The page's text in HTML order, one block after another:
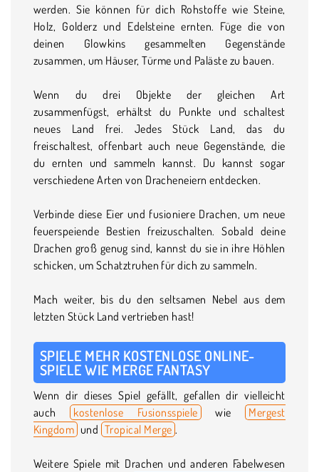
werden. Sie können für dich Rohstoffe wie Steine,
Holz, Golderz und Edelsteine ernten. Füge die von
deinen Glowkins gesammelten Gegenstände
zusammen, um Häuser, Türme und Paläste zu bauen.
Wenn du drei Objekte der gleichen Art
zusammenfügst, erhältst du Punkte und schaltest
neues Land frei. Jedes Stück Land, das du
freischaltest, offenbart auch neue Gegenstände, die
du ernten und sammeln kannst. Du kannst sogar
verschiedene Arten von Dracheneiern entdecken.
Verbinde diese Eier und fusioniere Drachen, um neue
feuerspeiende Bestien freizuschalten. Sobald deine
Drachen groß genug sind, kannst du sie in ihre Höhlen
schicken, um Schatztruhen für dich zu sammeln.
Mach weiter, bis du den seltsamen Nebel aus dem
letzten Stück Land vertrieben hast!
SPIELE MEHR KOSTENLOSE ONLINE-
SPIELE WIE MERGE FANTASY
Wenn dir dieses Spiel gefällt, gefallen dir vielleicht
auch kostenlose Fusionsspiele wie Mergest
Kingdom und Tropical Merge .
Weitere Spiele mit Drachen und anderen Fabelwesen